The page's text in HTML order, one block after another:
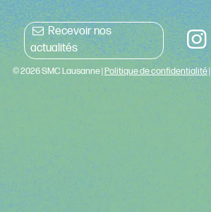
Recevoir nos
actualités
© 2026 SMC Lausanne |Politique de confidentialité|